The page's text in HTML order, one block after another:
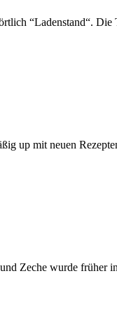
“Ladenstand“.
up mit neuen
Zeche wurde früher